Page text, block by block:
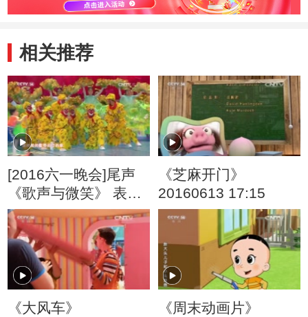
相关推荐
[2016六一晚会]尾声
《歌声与微笑》 表
演：银河少儿电视艺
术团等
《芝麻开门》
20160613 17:15
《大风车》
《周末动画片》